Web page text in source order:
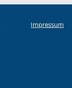
Impressum